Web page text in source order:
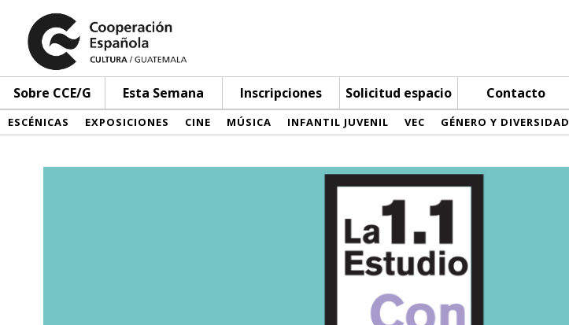
Sobre CCE/G Esta Semana Inscripciones Solicitud espacio Contacto
ESCÉNICAS EXPOSICIONES CINE MÚSICA INFANTIL JUVENIL VEC GÉNERO Y DIVERSIDAD